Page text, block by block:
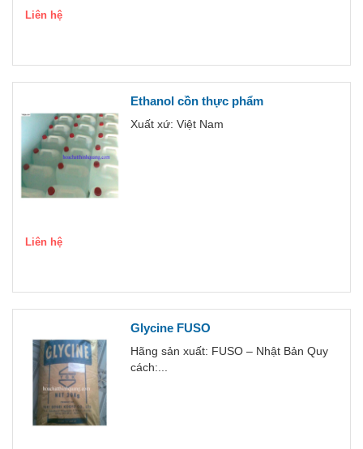
Liên hệ
Ethanol cồn thực phẩm
Xuất xứ: Việt Nam
Liên hệ
Glycine FUSO
Hãng sản xuất: FUSO – Nhật Bản Quy
cách:...